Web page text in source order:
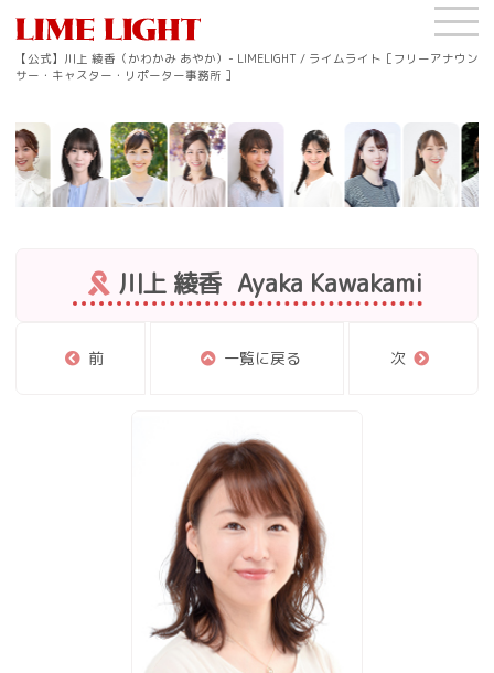
【公式】川上 綾香（かわかみ あやか）- LIMELIGHT / ライムライト［フリーアナウン
サー・キャスター・リポーター事務所 ］
川上 綾香 Ayaka Kawakami
前 一覧に戻る 次